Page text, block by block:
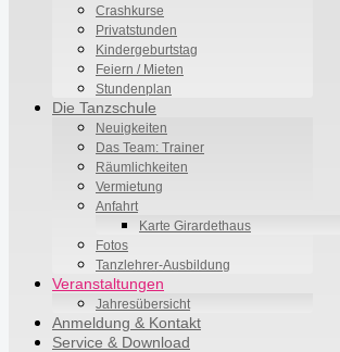
Crashkurse
Privatstunden
Kindergeburtstag
Feiern / Mieten
Stundenplan
Die Tanzschule
Neuigkeiten
Das Team: Trainer
Räumlichkeiten
Vermietung
Anfahrt
Karte Girardethaus
Fotos
Tanzlehrer-Ausbildung
Veranstaltungen
Jahresübersicht
Anmeldung & Kontakt
Service & Download